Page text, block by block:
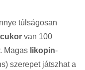
túlságosan
van 100
Magas likopin-
szerepet játszhat a